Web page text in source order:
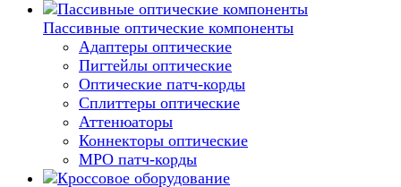
Пассивные оптические компоненты
Адаптеры оптические
Пигтейлы оптические
Оптические патч-корды
Сплиттеры оптические
Аттенюаторы
Коннекторы оптические
MPO патч-корды